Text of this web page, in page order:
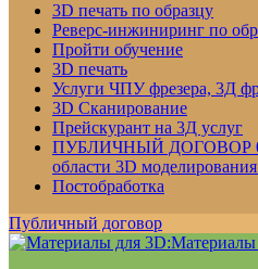
3D печать по образцу
Реверс-инжиниринг по
Пройти обучение
3D печать
Услуги ЧПУ фрезера, 3Д
3D Сканирование
Прейскурант на 3Д услуг
ПУБЛИЧНЫЙ ДОГОВОР
области 3D
Постобработка
Публичный договор
Материалы